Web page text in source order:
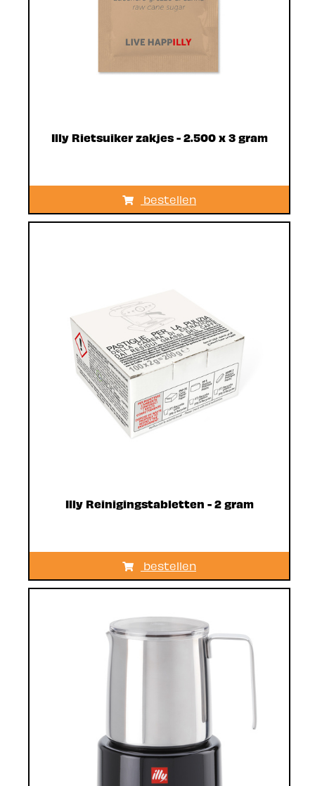
Illy Rietsuiker zakjes - 2.500 x 3 gram
bestellen
Illy Reinigingstabletten - 2 gram
bestellen